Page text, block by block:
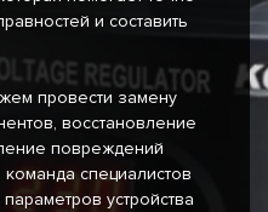
и составить
провести замену
восстановление
повреждений
специалистов
устройства